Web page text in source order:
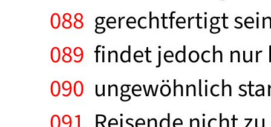
088 gerechtfertigt
089 findet jedoch nur
090 ungewöhnlich